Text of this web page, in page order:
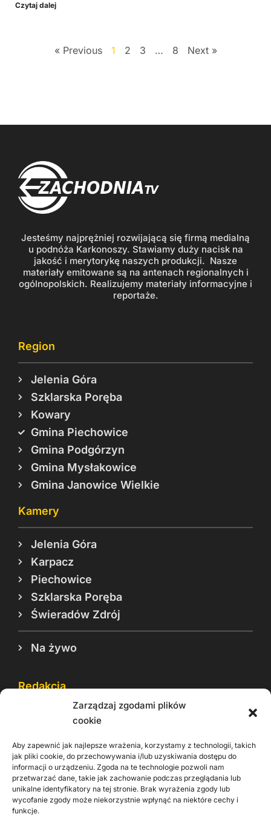
Zarządzaj zgodami plików
cookie
Aby zapewnić jak najlepsze wrażenia, korzystamy z technologii, takich
jak pliki cookie, do przechowywania i/lub uzyskiwania dostępu do
informacji o urządzeniu. Zgoda na te technologie pozwoli nam
przetwarzać dane, takie jak zachowanie podczas przeglądania lub
unikalne identyfikatory na tej stronie. Brak wyrażenia zgody lub
wycofanie zgody może niekorzystnie wpłynąć na niektóre cechy i
funkcje.
Czytaj dalej
« Previous 1 2 3 … 8 Next »
Jesteśmy najprężniej rozwijającą się firmą medialną
u podnóża Karkonoszy. Stawiamy duży nacisk na
jakość i merytorykę naszych produkcji. Nasze
materiały emitowane są na antenach regionalnych i
ogólnopolskich. Realizujemy materiały informacyjne i
reportaże.
Region
Jelenia Góra
Szklarska Poręba
Kowary
Gmina Piechowice
Gmina Podgórzyn
Gmina Mysłakowice
Gmina Janowice Wielkie
Kamery
Jelenia Góra
Karpacz
Piechowice
Szklarska Poręba
Świeradów Zdrój
Na żywo
Redakcja
Reklama
Rodo
Kontakt
Informacje dla